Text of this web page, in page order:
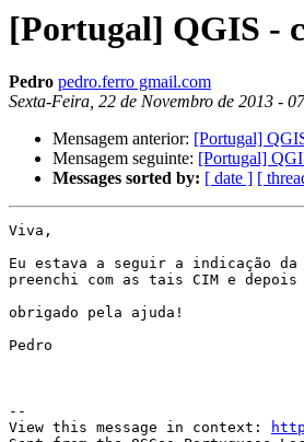
[Portugal] QGIS -
Pedro pedro.ferro gmail.com
Sexta-Feira, 22 de Novembro de 2013 -
Mensagem anterior: [Portugal]
Mensagem seguinte: [Portugal]
Messages sorted by: [ date ] [
Viva,
Eu estava a seguir a indicação
preenchi com as tais CIM e
obrigado pela ajuda!
Pedro
--
View this message in context: